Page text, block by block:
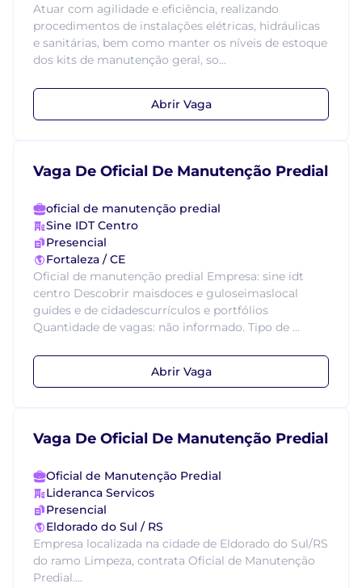
Atuar com agilidade e eficiência, realizando
procedimentos de instalações elétricas, hidráulicas
e sanitárias, bem como manter os níveis de estoque
dos kits de manutenção geral, so...
Abrir Vaga
Vaga De Oficial De Manutenção Predial
oficial de manutenção predial
Sine IDT Centro
Presencial
Fortaleza / CE
Oficial de manutenção predial Empresa: sine idt
centro Descobrir maisdoces e guloseimaslocal
guides e de cidadescurrículos e portfólios
Quantidade de vagas: não informado. Tipo de ...
Abrir Vaga
Vaga De Oficial De Manutenção Predial
Oficial de Manutenção Predial
Lideranca Servicos
Presencial
Eldorado do Sul / RS
Empresa localizada na cidade de Eldorado do Sul/RS
do ramo Limpeza, contrata Oficial de Manutenção
Predial....